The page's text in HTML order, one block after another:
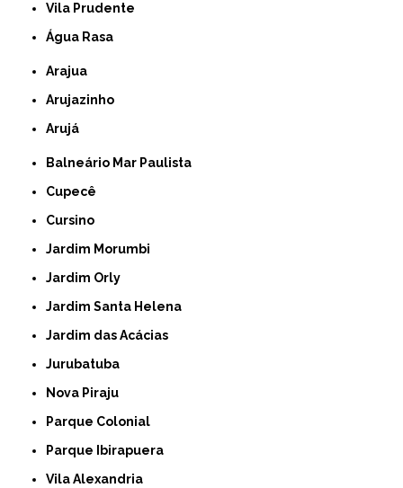
Vila Prudente
Água Rasa
Arajua
Arujazinho
Arujá
Balneário Mar Paulista
Cupecê
Cursino
Jardim Morumbi
Jardim Orly
Jardim Santa Helena
Jardim das Acácias
Jurubatuba
Nova Piraju
Parque Colonial
Parque Ibirapuera
Vila Alexandria